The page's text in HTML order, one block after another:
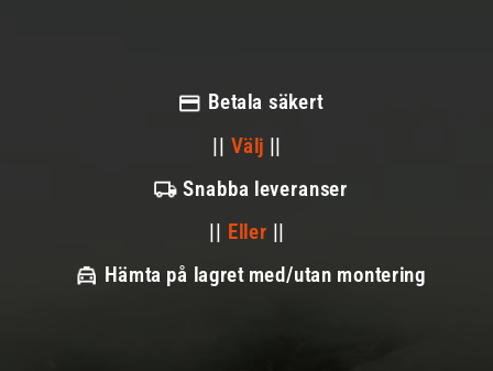
Betala säkert
|| Välj ||
Snabba leveranser
|| Eller ||
Hämta på lagret med/utan montering